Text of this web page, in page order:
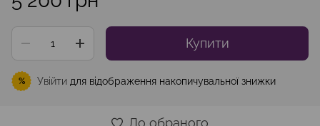
Купити
% Увійти для відображення накопичувальної знижки
До обраного